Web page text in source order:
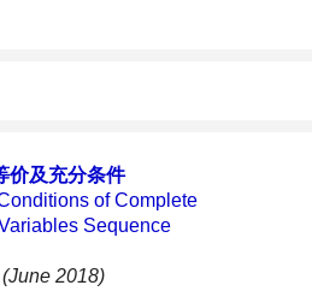
价及充分条件
of Complete
Sequence
2018)